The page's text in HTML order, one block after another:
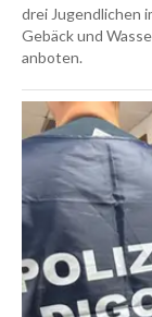
drei Jugendlichen
Gebäck und
anboten.